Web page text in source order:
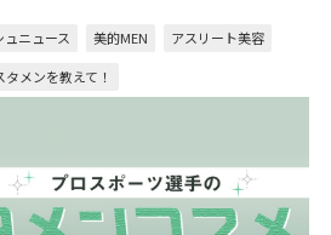
ニュース 美的MEN
アスリート美容
メンを教えて！